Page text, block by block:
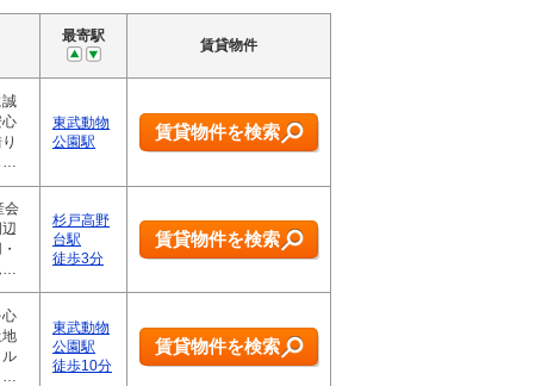
最寄駅
賃貸物件
…
東武動物
公園駅
賃貸物件を検索
会
…
杉戸高野
台駅
徒歩3分
賃貸物件を検索
…
東武動物
公園駅
徒歩10分
賃貸物件を検索